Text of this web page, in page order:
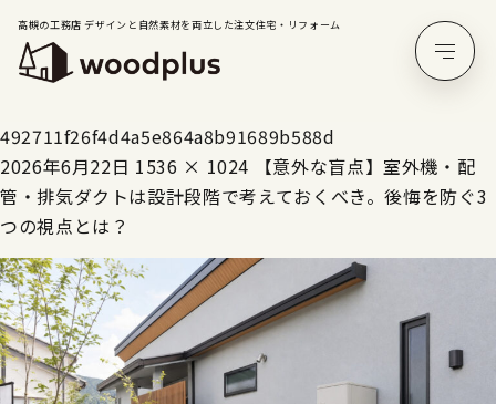
高槻の工務店 デザインと自然素材を両立した注文住宅・リフォーム
492711f26f4d4a5e864a8b91689b588d
2026年6月22日 1536 × 1024
【意外な盲点】室外機・配
管・排気ダクトは設計段階で考えておくべき。後悔を防ぐ3
つの視点とは？